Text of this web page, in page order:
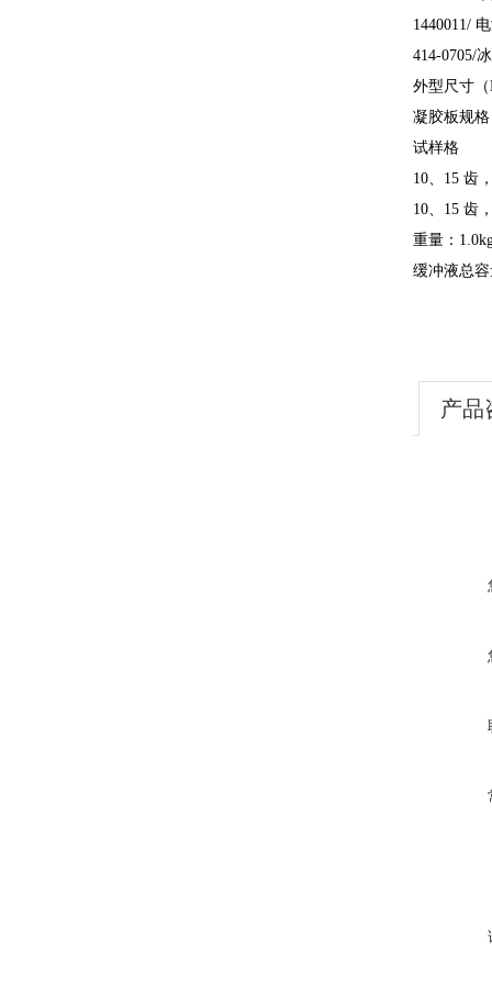
1440011/
414-0705/
外型尺寸（
凝胶板规格
试样格
10、15 齿
10、15 齿
重量：
缓冲液总
产品